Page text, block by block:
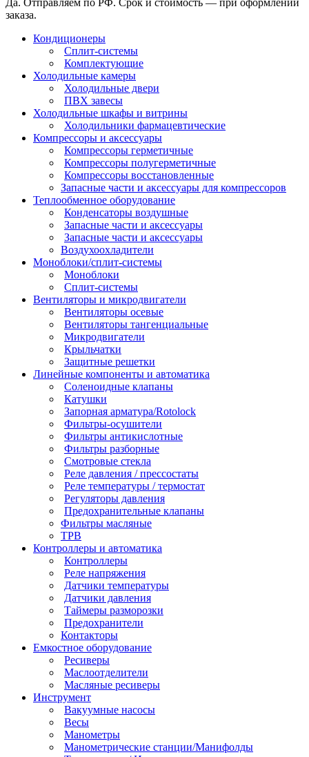
Да. Отправляем по РФ. Срок и стоимость — при оформлении
заказа.
Кондиционеры
Сплит-системы
Комплектующие
Холодильные камеры
Холодильные двери
ПВХ завесы
Холодильные шкафы и витрины
Холодильники фармацевтические
Компрессоры и аксессуары
Компрессоры герметичные
Компрессоры полугерметичные
Компрессоры восстановленные
Запасные части и аксессуары для компрессоров
Теплообменное оборудование
Конденсаторы воздушные
Запасные части и аксессуары
Запасные части и аксессуары
Воздухоохладители
Моноблоки/сплит-системы
Моноблоки
Сплит-системы
Вентиляторы и микродвигатели
Вентиляторы осевые
Вентиляторы тангенциальные
Микродвигатели
Крыльчатки
Защитные решетки
Линейные компоненты и автоматика
Соленоидные клапаны
Катушки
Запорная арматура/Rotolock
Фильтры-осушители
Фильтры антикислотные
Фильтры разборные
Смотровые стекла
Реле давления / прессостаты
Реле температуры / термостат
Регуляторы давления
Предохранительные клапаны
Фильтры масляные
ТРВ
Контроллеры и автоматика
Контроллеры
Реле напряжения
Датчики температуры
Датчики давления
Таймеры разморозки
Предохранители
Контакторы
Емкостное оборудование
Ресиверы
Маслоотделители
Масляные ресиверы
Инструмент
Вакуумные насосы
Весы
Манометры
Манометрические станции/Манифолды